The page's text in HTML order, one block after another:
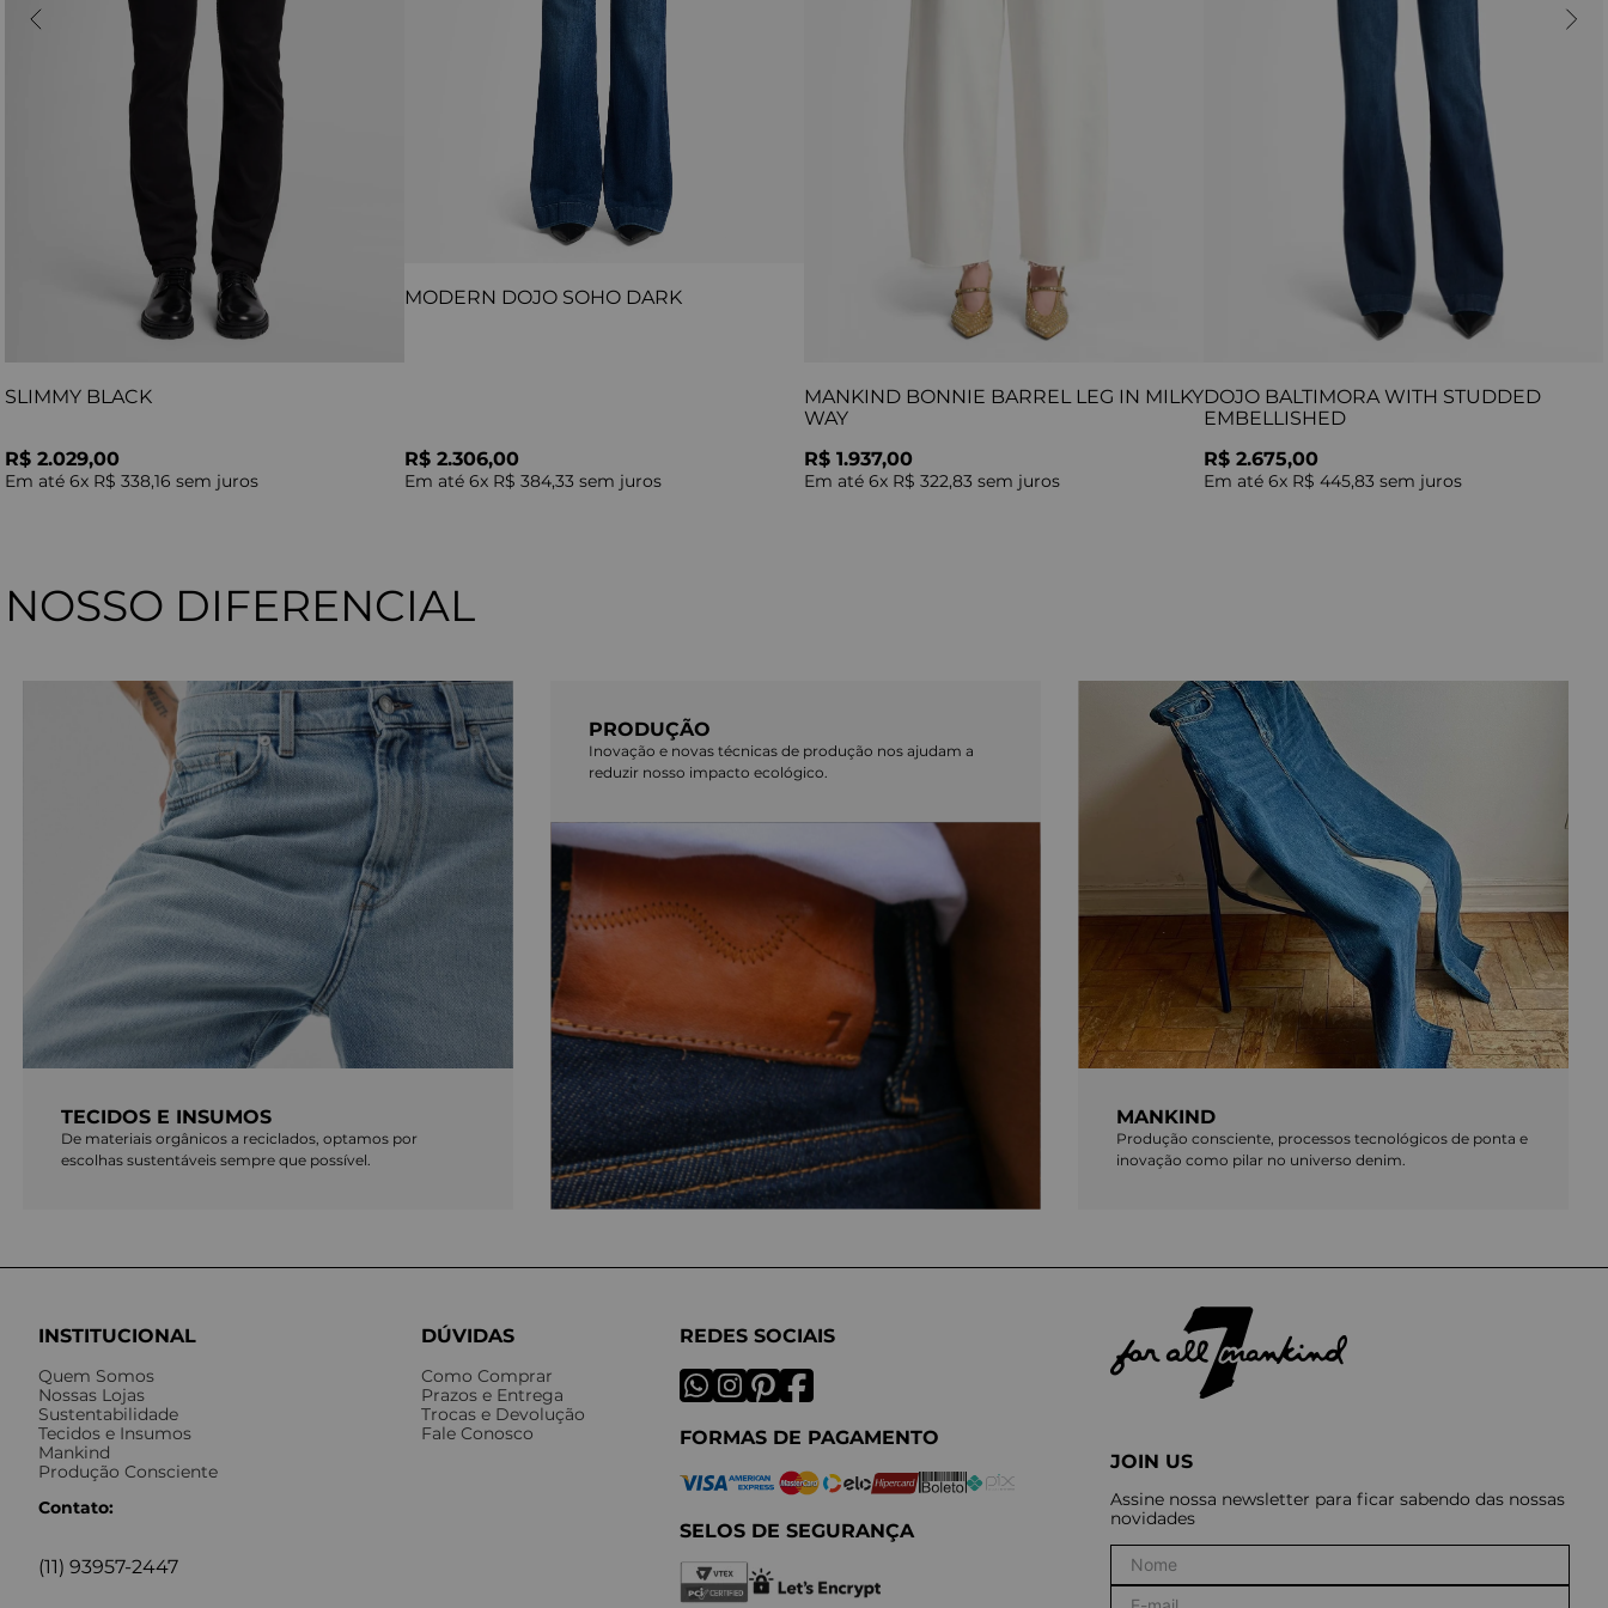
SLIMMY BLACK
R$ 2.029,00
Em até 6x R$ 338,16 sem juros
MODERN DOJO SOHO DARK
R$ 2.306,00
Em até 6x R$ 384,33 sem juros
MANKIND BONNIE BARREL LEG IN MILKY
WAY
R$ 1.937,00
Em até 6x R$ 322,83 sem juros
DOJO BALTIMORA WITH STUDDED
EMBELLISHED
R$ 2.675,00
Em até 6x R$ 445,83 sem juros
NOSSO DIFERENCIAL
TECIDOS E INSUMOS
De materiais orgânicos a reciclados, optamos por
escolhas sustentáveis sempre que possível.
PRODUÇÃO
Inovação e novas técnicas de produção nos ajudam a
reduzir nosso impacto ecológico.
MANKIND
Produção consciente, processos tecnológicos de ponta e
inovação como pilar no universo denim.
INSTITUCIONAL
Quem Somos
Nossas Lojas
Sustentabilidade
Tecidos e Insumos
Mankind
Produção Consciente
Contato:
(11) 93957-2447
DÚVIDAS
Como Comprar
Prazos e Entrega
Trocas e Devolução
Fale Conosco
REDES SOCIAIS
FORMAS DE PAGAMENTO
SELOS DE SEGURANÇA
JOIN US
Assine nossa newsletter para ficar sabendo das nossas
novidades